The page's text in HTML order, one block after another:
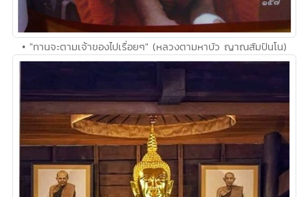
• "ทานจะตามเจ้าของไปเรื่อยๆ" (หลวงตามหาบัว ญาณสัมปันโน)